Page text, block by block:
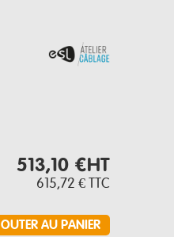
513,10 €HT
615,72 € TTC